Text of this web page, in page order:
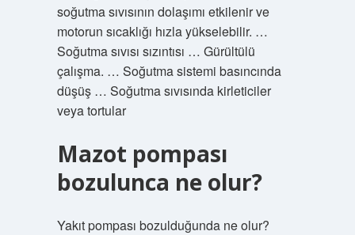
soğutma sıvısının dolaşımı etkilenir ve
motorun sıcaklığı hızla yükselebilir. …
Soğutma sıvısı sızıntısı … Gürültülü
çalışma. … Soğutma sistemi basıncında
düşüş … Soğutma sıvısında kirleticiler
veya tortular
Mazot pompası
bozulunca ne olur?
Yakıt pompası bozulduğunda ne olur?